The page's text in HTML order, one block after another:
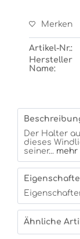
Merken
Artikel-Nr.:
Hersteller
Name:
Der Halter
dieses
seiner... mehr
Ähnliche